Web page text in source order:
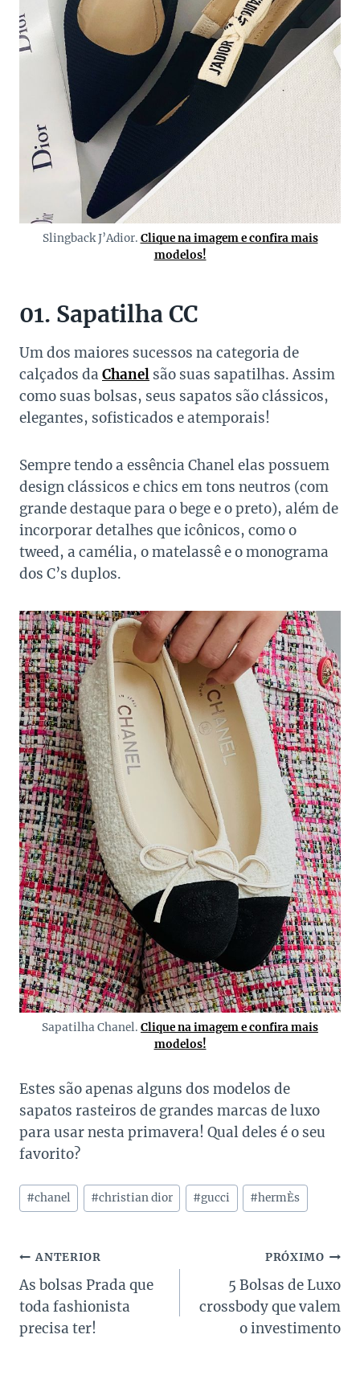
Slingback J’Adior. Clique na imagem e confira mais
modelos!
01. Sapatilha CC
Um dos maiores sucessos na categoria de
calçados da Chanel são suas sapatilhas. Assim
como suas bolsas, seus sapatos são clássicos,
elegantes, sofisticados e atemporais!
Sempre tendo a essência Chanel elas possuem
design clássicos e chics em tons neutros (com
grande destaque para o bege e o preto), além de
incorporar detalhes que icônicos, como o
tweed, a camélia, o matelassê e o monograma
dos C’s duplos.
Sapatilha Chanel. Clique na imagem e confira mais
modelos!
Estes são apenas alguns dos modelos de
sapatos rasteiros de grandes marcas de luxo
para usar nesta primavera! Qual deles é o seu
favorito?
Tags
do
#chanel #christian dior #gucci #hermÈs
Navegação
de
Post
ANTERIOR
As bolsas Prada que
toda fashionista
precisa ter!
PRÓXIMO
5 Bolsas de Luxo
crossbody que valem
o investimento